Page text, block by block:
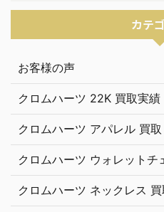
カテ
お客様の声
クロムハーツ 22K 買取実績
クロムハーツ アパレル 買取
クロムハーツ ウォレットチ
クロムハーツ ネックレス 買